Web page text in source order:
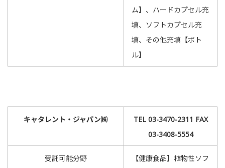
ム】、ハードカプセル充
填、ソフトカプセル充
填、その他充填【ボト
ル】
キャタレント・ジャパン㈱
TEL 03-3470-2311 FAX
03-3408-5554
受託可能分野
【健康食品】植物性ソフ